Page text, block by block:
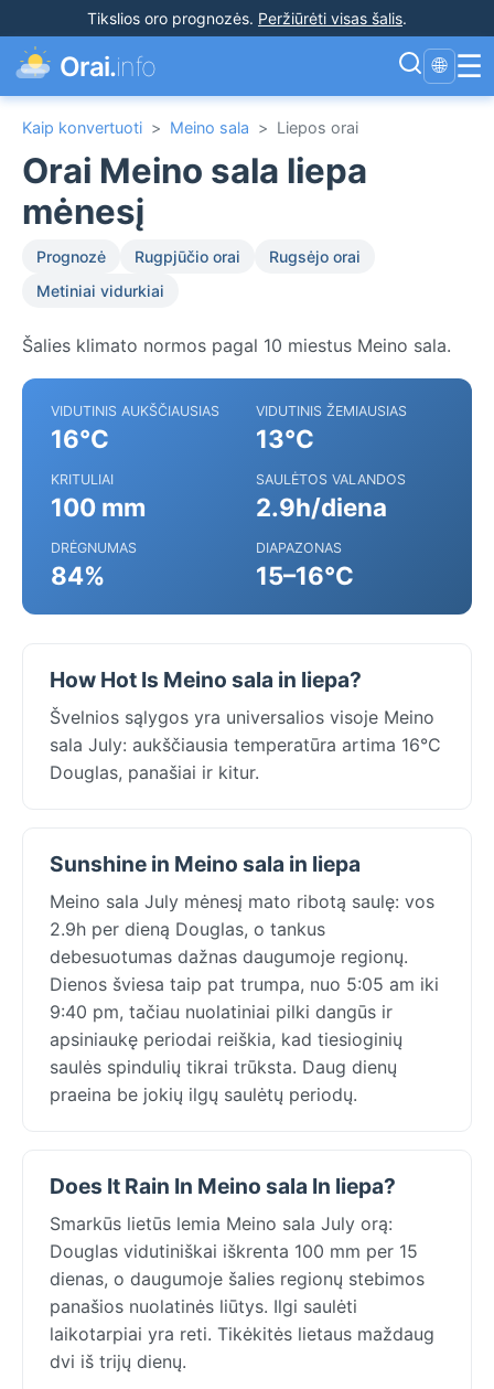
Tikslios oro prognozės. Peržiūrėti visas šalis.
Orai.info 🌐 ☰
Kaip konvertuoti > Meino sala > Liepos orai
Orai Meino sala liepa
mėnesį
Prognozė Rugpjūčio orai
Rugsėjo orai
Metiniai vidurkiai
Šalies klimato normos pagal 10 miestus Meino sala.
VIDUTINIS AUKŠČIAUSIAS
16°C
VIDUTINIS ŽEMIAUSIAS
13°C
KRITULIAI
100 mm
SAULĖTOS VALANDOS
2.9h/diena
DRĖGNUMAS
84%
DIAPAZONAS
15–16°C
How Hot Is Meino sala in liepa?
Švelnios sąlygos yra universalios visoje Meino
sala July: aukščiausia temperatūra artima 16°C
Douglas, panašiai ir kitur.
Sunshine in Meino sala in liepa
Meino sala July mėnesį mato ribotą saulę: vos
2.9h per dieną Douglas, o tankus
debesuotumas dažnas daugumoje regionų.
Dienos šviesa taip pat trumpa, nuo 5:05 am iki
9:40 pm, tačiau nuolatiniai pilki dangūs ir
apsiniaukę periodai reiškia, kad tiesioginių
saulės spindulių tikrai trūksta. Daug dienų
praeina be jokių ilgų saulėtų periodų.
Does It Rain In Meino sala In liepa?
Smarkūs lietūs lemia Meino sala July orą:
Douglas vidutiniškai iškrenta 100 mm per 15
dienas, o daugumoje šalies regionų stebimos
panašios nuolatinės liūtys. Ilgi saulėti
laikotarpiai yra reti. Tikėkitės lietaus maždaug
dvi iš trijų dienų.